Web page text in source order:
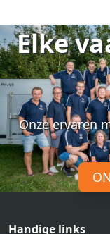
Elke
Onze ervaren
Handige links